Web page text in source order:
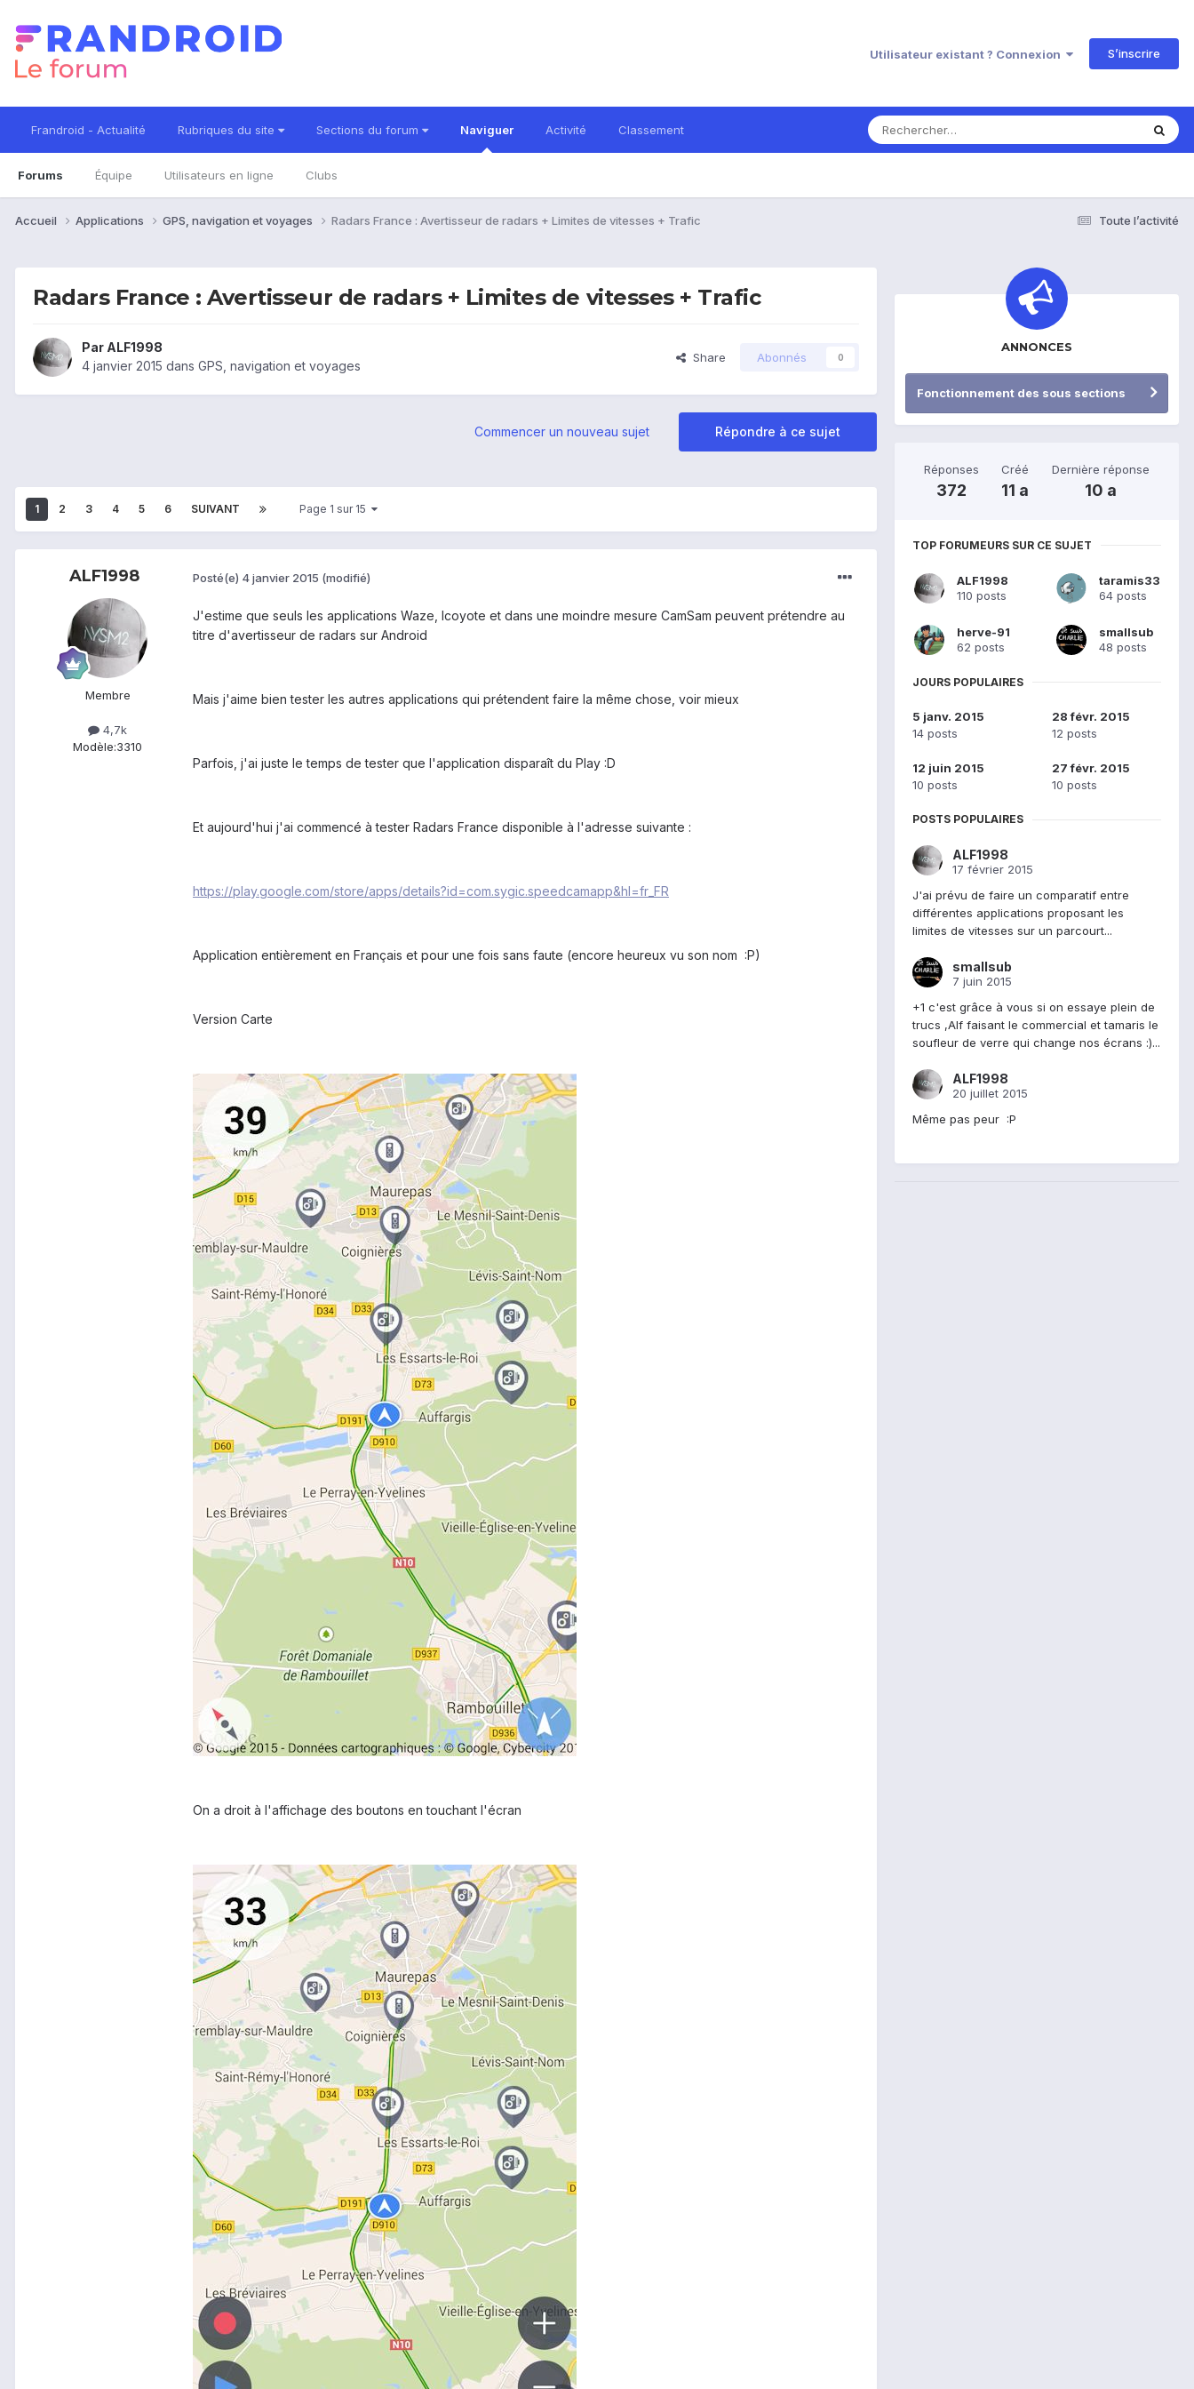
Utilisateur existant ? Connexion S’inscrire
Frandroid - Actualité Rubriques du site Sections du forum Naviguer
Forums Équipe Utilisateurs en ligne Clubs
Activité Classement
Toute l’activité
Accueil Applications GPS, navigation et voyages Radars France : Avertisseur de radars + Limites de vitesses + Trafic
Radars France : Avertisseur de radars + Limites de vitesses + Trafic
Par ALF1998
4 janvier 2015 dans GPS, navigation et voyages
Share Abonnés 0
Répondre à ce sujet
Commencer un nouveau sujet
1 2 3 4 5 6 SUIVANT Page 1 sur 15
ALF1998
Membre
4,7k
Modèle:3310
Posté(e) 4 janvier 2015 (modifié)
J'estime que seuls les applications Waze, Icoyote et dans une moindre mesure CamSam peuvent prétendre au
titre d'avertisseur de radars sur Android
Mais j'aime bien tester les autres applications qui prétendent faire la même chose, voir mieux
Parfois, j'ai juste le temps de tester que l'application disparaît du Play :D
Et aujourd'hui j'ai commencé à tester Radars France disponible à l'adresse suivante :
https://play.google.com/store/apps/details?id=com.sygic.speedcamapp&hl=fr_FR
Application entièrement en Français et pour une fois sans faute (encore heureux vu son nom :P)
Version Carte
On a droit à l'affichage des boutons en touchant l'écran
ANNONCES
Fonctionnement des sous sections
Réponses
372
Créé
11 a
Dernière réponse
10 a
TOP FORUMEURS SUR CE SUJET
ALF1998
110 posts
taramis33
64 posts
herve-91
62 posts
smallsub
48 posts
JOURS POPULAIRES
5 janv. 2015
14 posts
28 févr. 2015
12 posts
12 juin 2015
10 posts
27 févr. 2015
10 posts
POSTS POPULAIRES
ALF1998
17 février 2015
J'ai prévu de faire un comparatif entre
différentes applications proposant les
limites de vitesses sur un parcourt...
smallsub
7 juin 2015
+1 c'est grâce à vous si on essaye plein de
trucs ,Alf faisant le commercial et tamaris le
soufleur de verre qui change nos écrans :)...
ALF1998
20 juillet 2015
Même pas peur :P